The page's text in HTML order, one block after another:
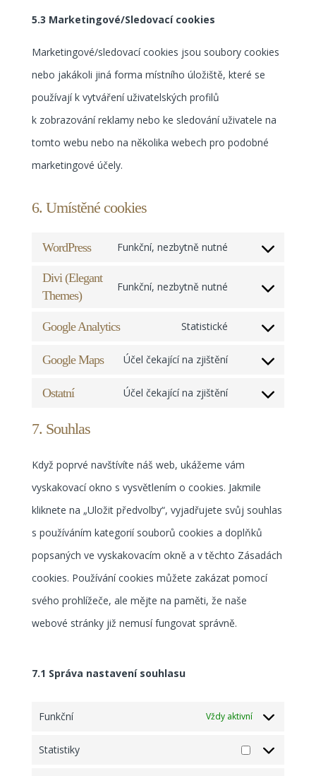
5.3 Marketingové/Sledovací cookies
Marketingové/sledovací cookies jsou soubory cookies
nebo jakákoli jiná forma místního úložiště, které se
používají k vytváření uživatelských profilů
k zobrazování reklamy nebo ke sledování uživatele na
tomto webu nebo na několika webech pro podobné
marketingové účely.
6. Umístěné cookies
WordPress Funkční, nezbytně nutné
Consent
wordpress
Divi (Elegant
Themes)
Funkční, nezbytně nutné
Consent
(elegant-
Google Analytics Statistické
Consent
Google Maps Účel čekající na zjištění
Consent
maps
Ostatní Účel čekající na zjištění
Consent
ostatní
7. Souhlas
Když poprvé navštívíte náš web, ukážeme vám
vyskakovací okno s vysvětlením o cookies. Jakmile
kliknete na „Uložit předvolby“, vyjadřujete svůj souhlas
s používáním kategorií souborů cookies a doplňků
popsaných ve vyskakovacím okně a v těchto Zásadách
cookies. Používání cookies můžete zakázat pomocí
svého prohlížeče, ale mějte na paměti, že naše
webové stránky již nemusí fungovat správně.
7.1 Správa nastavení souhlasu
Funkční Vždy aktivní
Statistiky